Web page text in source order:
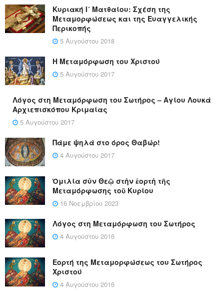
Κυριακή Ι´ Ματθαίου: Σχέση της
Μεταμορφώσεως και της Ευαγγελικής
Περικοπής
5 Αυγούστου 2018
Η Μεταμόρφωση του Χριστού
5 Αυγούστου 2017
Λόγος στη Μεταμόρφωση του Σωτήρος – Αγίου Λουκά
Αρχιεπισκόπου Κριμαίας
5 Αυγούστου 2017
Πάμε ψηλά στο όρος Θαβώρ!
4 Αυγούστου 2017
Ὁμιλία σὺν Θεῷ στὴν ἑορτὴ τῆς
Μεταμόρφωσης τοῦ Κυρίου
16 Νοεμβρίου 2023
Λόγος στη Μεταμόρφωση του Σωτήρος
4 Αυγούστου 2016
Εορτή της Μεταμορφώσεως του Σωτήρος
Χριστού
4 Αυγούστου 2016